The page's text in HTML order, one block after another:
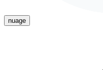
nuage